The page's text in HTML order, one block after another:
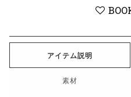
アイテム説明
素材